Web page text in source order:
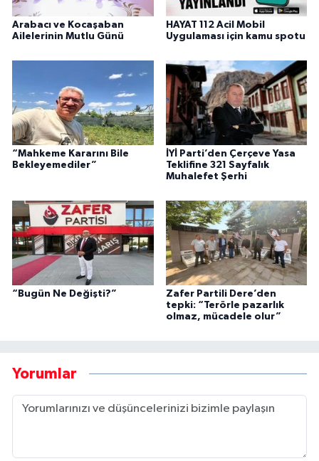
Arabacı ve Kocaşaban
Ailelerinin Mutlu Günü
HAYAT 112 Acil Mobil
Uygulaması için kamu spotu
“Mahkeme Kararını Bile
Bekleyemediler”
İYİ Parti’den Çerçeve Yasa
Teklifine 321 Sayfalık
Muhalefet Şerhi
“Bugün Ne Değişti?”
Zafer Partili Dere’den
tepki: “Terörle pazarlık
olmaz, mücadele olur”
Yorumlar